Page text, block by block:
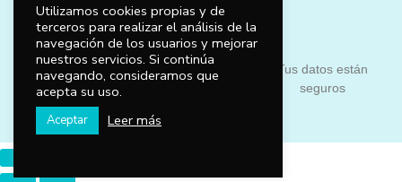
Protegemos tu
privacidad
100% Satisfacción
Tus datos están
seguros
Utilizamos cookies propias y de
terceros para realizar el análisis de la
navegación de los usuarios y mejorar
nuestros servicios. Si continúa
navegando, consideramos que
acepta su uso.
Aceptar Leer más